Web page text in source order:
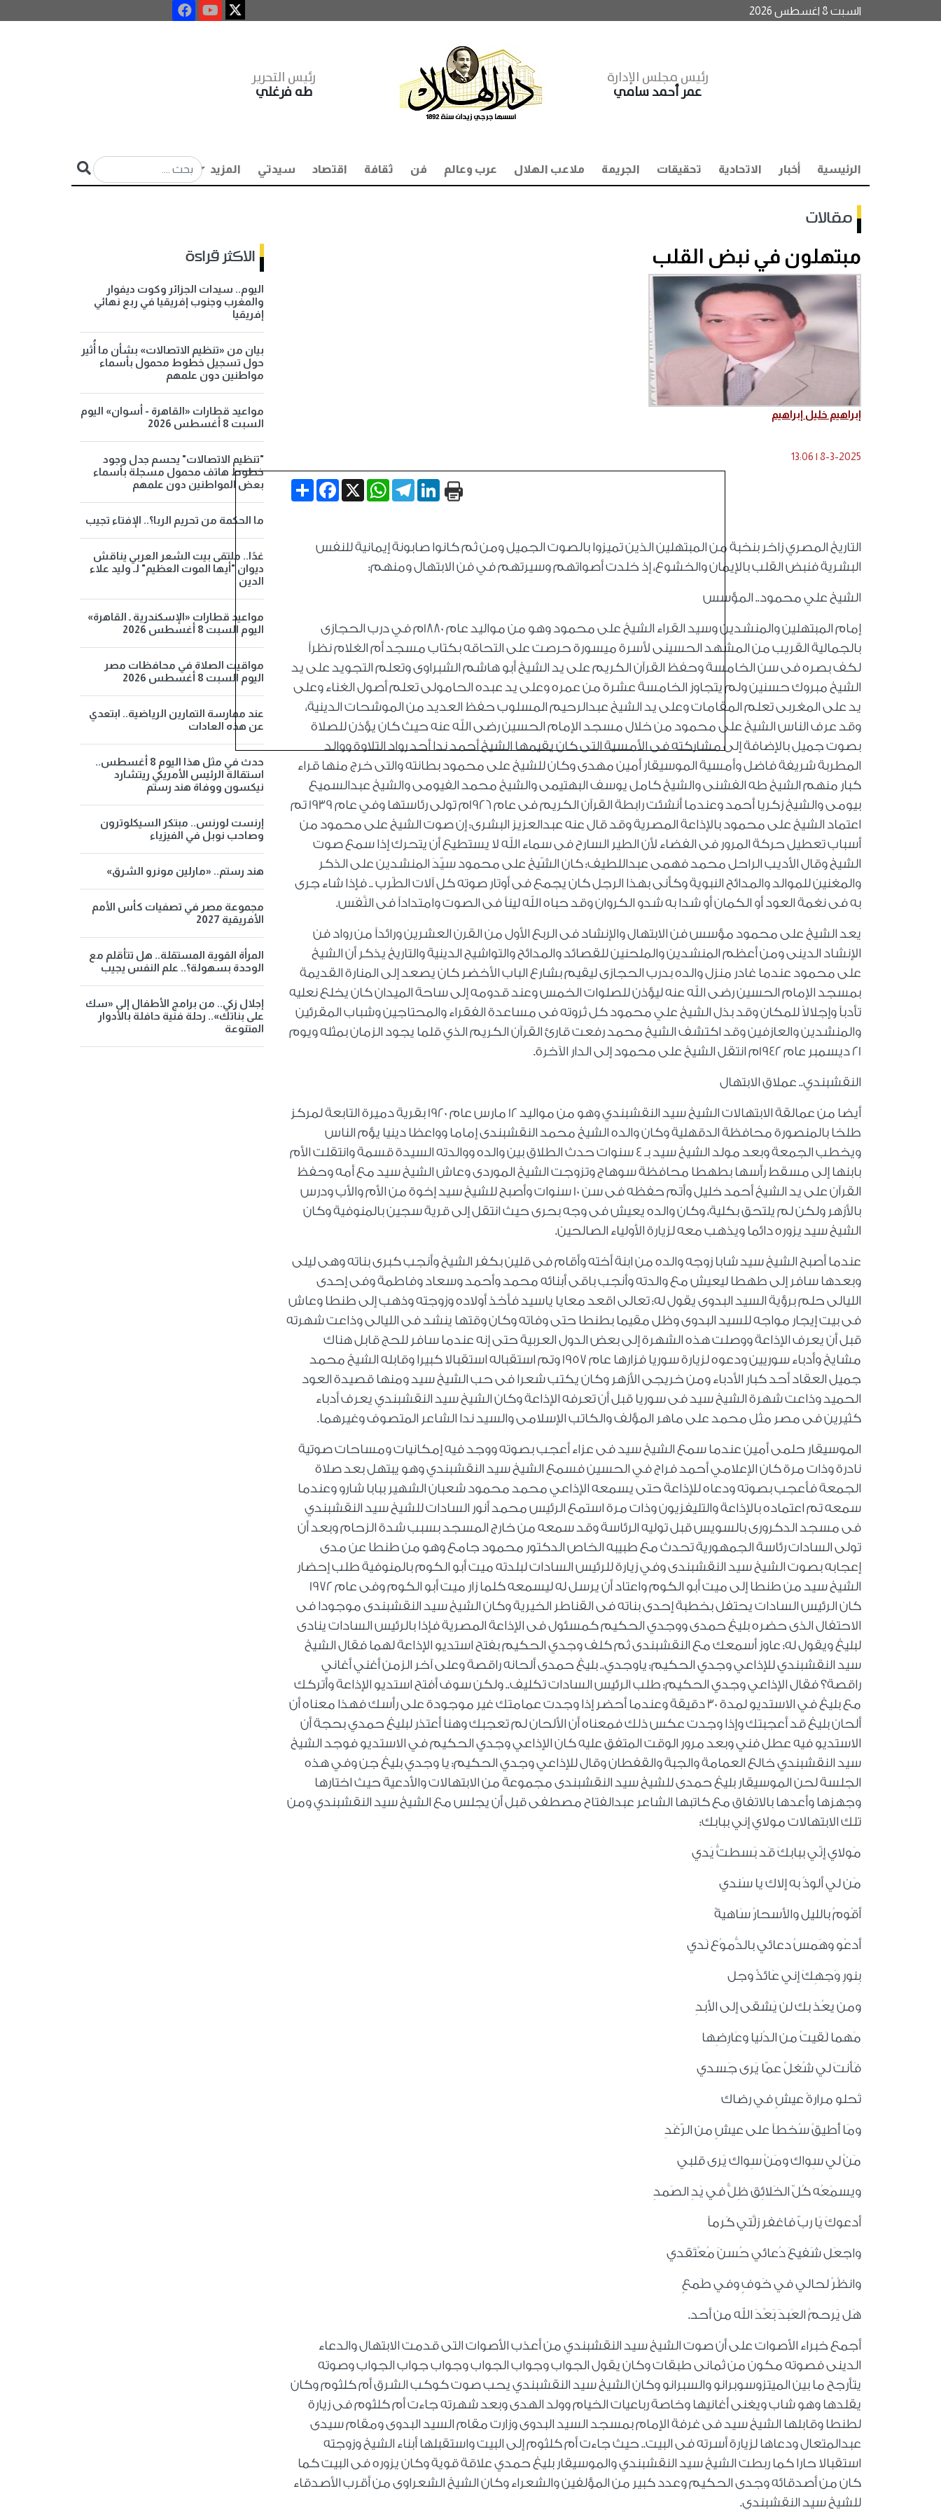
السبت 8 اغسطس 2026
رئيس مجلس الإدارة
عمر أحمد سامي
رئيس التحرير
طه فرغلي
الرئيسية أخبار الاتحادية تحقيقات الجريمة ملاعب الهلال عرب وعالم فن ثقافة اقتصاد سيدتي المزيد
مقالات
مبتهلون في نبض القلب
إبراهيم خليل إبراهيم
8-3-2025
|
13:06
Share
Facebook X
WhatsApp
TelegramLinkedIn
التاريخ المصري زاخر بنخبة من المبتهلين الذين تميزوا بالصوت الجميل ومن ثم كانوا صابونة إيمانية للنفس
البشرية فنبض القلب بالإيمان والخشوع، إذ خلدت أصواتهم وسيرتهم في فن الابتهال ومنهم:
الشيخ علي محمود.. المؤسس
إمام المبتهلين والمنشدين وسيد القراء الشيخ على محمود وهو من مواليد عام 1880م في درب الحجازى
بالجمالية القريب من المشهد الحسينى لأسرة ميسورة حرصت على التحاقه بكتاب مسجد أم الغلام نظراً
لكف بصره فى سن الخامسة وحفظ القرآن الكريم على يد الشيخ أبو هاشم الشبراوى وتعلم التجويد على يد
الشيخ مبروك حسنين ولم يتجاوز الخامسة عشرة من عمره وعلى يد عبده الحامولى تعلم أصول الغناء وعلى
يد على المغربى تعلم المقامات وعلى يد الشيخ عبدالرحيم المسلوب حفظ العديد من الموشحات الدينية،
وقد عرف الناس الشيخ على محمود من خلال مسجد الإمام الحسين رضى الله عنه حيث كان يؤذن للصلاة
بصوت جميل بالإضافة إلى مشاركته فى الأمسية التى كان يقيمها الشيخ أحمد ندا أحد رواد التلاوة ووالد
المطربة شريفة فاضل وأمسية الموسيقار أمين مهدى وكان للشيخ على محمود بطانته والتى خرج منها قراء
كبار منهم الشيخ طه الفشنى والشيخ كامل يوسف البهتيمى والشيخ محمد الفيومى والشيخ عبدالسميع
بيومى والشيخ زكريا أحمد وعندما أنشئت رابطة القرآن الكريم فى عام 1926م تولى رئاستها وفي عام 1939 تم
اعتماد الشيخ على محمود بالإذاعة المصرية وقد قال عنه عبدالعزيز البشرى: إن صوت الشيخ على محمود من
أسباب تعطيل حركة المرور فى الفضاء لأن الطير السارح فى سماء الله لا يستطيع أن يتحرك إذا سمع صوت
الشيخ وقال الأديب الراحل محمد فهمى عبداللطيف: كان الشّيخ على محمود سيّدَ المنشدين على الذكر
والمغنين للموالد والمدائح النبوية وكأنى بهذا الرجل كان يجمع فى أوتار صوته كل آلات الطّرب .. فإذا شاء جرى
به فى نغمة العود أو الكمان أو شدا به شدو الكروان وقد حباه الله ليناً فى الصوت وامتداداً فى النَّفَس.
يعد الشيخ على محمود مؤسس فن الابتهال والإنشاد فى الربع الأول من القرن العشرين ورائداً من رواد فن
الإنشاد الدينى ومن أعظم المنشدين والملحنين للقصائد والمدائح والتواشيح الدينية والتاريخ يذكر أن الشيخ
على محمود عندما غادر منزل والده بدرب الحجازى ليقيم بشارع الباب الأخضر كان يصعد إلى المنارة القديمة
بمسجد الإمام الحسين رضى الله عنه ليؤذن للصلوات الخمس وعند قدومه إلى ساحة الميدان كان يخلع نعليه
تأدباً وإجلالاً للمكان وقد بذل الشيخ علي محمود كل ثروته فى مساعدة الفقراء والمحتاجين وشباب المقرئين
والمنشدين والعازفين وقد اكتشف الشيخ محمد رفعت قارئ القرآن الكريم الذي قلما يجود الزمان بمثله ويوم
21 ديسمبر عام 1942م انتقل الشيخ على محمود إلى الدار الآخرة.
النقشبندي.. عملاق الابتهال
أيضا من عمالقة الابتهالات الشيخ سيد النقشبندي وهو من مواليد 12 مارس عام 1920 بقرية دميرة التابعة لمركز
طلخا بالمنصورة محافظة الدقهلية وكان والده الشيخ محمد النقشبندى إماما وواعظا دينيا يؤم الناس
ويخطب الجمعة وبعد مولد الشيخ سيد بـ 4 سنوات حدث الطلاق بين والده ووالدته السيدة قسمة وانتقلت الأم
بابنها إلى مسقط رأسها بطهطا محافظة سوهاج وتزوجت الشيخ الموردى وعاش الشيخ سيد مع أمه وحفظ
القرآن على يد الشيخ أحمد خليل وأتم حفظه فى سن 10 سنوات وأصبح للشيخ سيد إخوة من الأم والأب ودرس
بالأزهر ولكن لم يلتحق بكلية، وكان والده يعيش فى وجه بحرى حيث انتقل إلى قرية سجين بالمنوفية وكان
الشيخ سيد يزوره دائما ويذهب معه لزيارة الأولياء الصالحين.
عندما أصبح الشيخ سيد شابا زوجه والده من ابنة أخته وأقام فى قلين بكفر الشيخ وأنجب كبرى بناته وهى ليلى
وبعدها سافر إلى طهطا ليعيش مع والدته وأنجب باقى أبنائه محمد وأحمد وسعاد وفاطمة وفى إحدى
الليالى حلم برؤية السيد البدوى يقول له: تعالى اقعد معايا ياسيد فأخذ أولاده وزوجته وذهب إلى طنطا وعاش
فى بيت إيجار مواجه للسيد البدوى وظل مقيما بطنطا حتى وفاته وكان وقتها ينشد فى الليالى وذاعت شهرته
قبل أن يعرف الإذاعة ووصلت هذه الشهرة إلى بعض الدول العربية حتى إنه عندما سافر للحج قابل هناك
مشايخ وأدباء سوريين ودعوه لزيارة سوريا فزارها عام 1957 وتم استقباله استقبالا كبيرا وقابله الشيخ محمد
جميل العقاد أحد كبار الأدباء ومن خريجى الأزهر وكان يكتب شعرا فى حب الشيخ سيد ومنها قصيدة العود
الحميد وذاعت شهرة الشيخ سيد فى سوريا قبل أن تعرفه الإذاعة وكان الشيخ سيد النقشبندي يعرف أدباء
كثيرين فى مصر مثل محمد على ماهر المؤلف والكاتب الإسلامى والسيد ندا الشاعر المتصوف وغيرهما.
الموسيقار حلمى أمين عندما سمع الشيخ سيد فى عزاء أعجب بصوته ووجد فيه إمكانيات ومساحات صوتية
نادرة وذات مرة كان الإعلامي أحمد فراج في الحسين فسمع الشيخ سيد النقشبندي وهو يبتهل بعد صلاة
الجمعة فأعجب بصوته ودعاه للإذاعة حتى يسمعه الإذاعي محمد محمود شعبان الشهير ببابا شارو وعندما
سمعه تم اعتماده بالإذاعة والتليفزيون وذات مرة استمع الرئيس محمد أنور السادات للشيخ سيد النقشبندي
فى مسجد الدكرورى بالسويس قبل توليه الرئاسة وقد سمعه من خارج المسجد بسبب شدة الزحام وبعد أن
تولى السادات رئاسة الجمهورية تحدث مع طبيبه الخاص الدكتور محمود جامع وهو من طنطا عن مدى
إعجابه بصوت الشيخ سيد النقشبندى وفي زيارة للرئيس السادات لبلدته ميت أبو الكوم بالمنوفية طلب إحضار
الشيخ سيد من طنطا إلى ميت أبو الكوم واعتاد أن يرسل له ليسمعه كلما زار ميت أبو الكوم وفى عام 1972
كان الرئيس السادات يحتفل بخطبة إحدى بناته فى القناطر الخيرية وكان الشيخ سيد النقشبندى موجودا فى
الاحتفال الذى حضره بليغ حمدى ووجدي الحكيم كمسئول فى الإذاعة المصرية فإذا بالرئيس السادات ينادى
لبليغ ويقول له: عاوز أسمعك مع النقشبندى ثم كلف وجدي الحكيم بفتح استديو الإذاعة لهما فقال الشيخ
سيد النقشبندي للإذاعي وجدي الحكيم: ياوجدي.. بليغ حمدى ألحانه راقصة وعلى آخر الزمن أغني أغاني
راقصة؟ فقال الإذاعي وجدي الحكيم: طلب الرئيس السادات تكليف.. ولكن سوف أفتح استديو الإذاعة وأتركك
مع بليغ في الاستديو لمدة 30 دقيقة وعندما أحضر إذا وجدت عمامتك غير موجودة على رأسك فهذا معناه أن
ألحان بليغ قد أعجبتك وإذا وجدت عكس ذلك فمعناه أن الألحان لم تعجبك وهنا أعتذر لبليغ حمدي بحجة أن
الاستديو فيه عطل فني وبعد مرور الوقت المتفق عليه كان الإذاعي وجدي الحكيم في الاستديو فوجد الشيخ
سيد النقشبندي خالع العمامة والجبة والقفطان وقال للإذاعي وجدي الحكيم: يا وجدي بليغ جن وفي هذه
الجلسة لحن الموسيقار بليغ حمدى للشيخ سيد النقشبندى مجموعة من الابتهالات والأدعية حيث اختارها
وجهزها وأعدها بالاتفاق مع كاتبها الشاعر عبدالفتاح مصطفى قبل أن يجلس مع الشيخ سيد النقشبندي ومن
تلك الابتهالات مولاي إني ببابك:
مَولاي إنّي ببابكَ قَد بَسطتُّ يَدي
مَن لي ألوذُ به إلاك يا سَندي
أقُومُ بالليل والأسحارُ سَاهيةٌ
أدعُو وهَمسُ دعائي بالدُّموُع نَدي
بِنورِ وَجهِكَ إني عَائذٌ وجل
ومن يعُذ بك لن يَشقى إلى الأبدِ
مَهما لَقيتُ من الدُنيا وعَارِضِها
فَأنتَ لي شُغلٌ عمّا يَرى جَسدي
تَحلو مرارةُ عيشٍ في رضاك
ومَا أُطيقُ سُخطاً على عيشٍ من الرّغَدِ
مَنْ لي سِواك ومَنْ سِواك يَرى قلبي
ويسمَعُه كُلّ الخَلائِق ظِلٌّ في يَدِ الصَمدِ
أدعوكَ يَا ربّ فاغفر زلَّتي كَرماً
واجعَل شَفيعَ دُعائي حُسنَ مُعْتَقدي
وانظُرْ لحالي في خَوفٍ وفي طَمعٍ
هَل يَرحمُ العَبدَ بَعْدَ الله من أحد.
أجمع خبراء الأصوات على أن صوت الشيخ سيد النقشبندي من أعذب الأصوات التى قدمت الابتهال والدعاء
الدينى فصوته مكون من ثمانى طبقات وكان يقول الجواب وجواب الجواب وجواب جواب الجواب وصوته
يتأرجح ما بين الميتزوسوبرانو والسبرانو وكان الشيخ سيد النقشبندي يحب صوت كوكب الشرق أم كلثوم وكان
يقلدها وهو شاب ويغنى أغانيها وخاصة رباعيات الخيام وولد الهدى وبعد شهرته جاءت أم كلثوم فى زيارة
لطنطا وقابلها الشيخ سيد فى غرفة الإمام بمسجد السيد البدوى وزارت مقام السيد البدوى ومقام سيدى
عبدالمتعال ودعاها لزيارة أسرته فى البيت.. حيث جاءت أم كلثوم إلى البيت واستقبلها أبناء الشيخ وزوجته
استقبالا حارا كما ربطت الشيخ سيد النقشبندي والموسيقار بليغ حمدي علاقة قوية وكان يزوره فى البيت كما
كان من أصدقائه وجدى الحكيم وعدد كبير من المؤلفين والشعراء وكان الشيخ الشعراوى من أقرب الأصدقاء
للشيخ سيد النقشبندي.
الاكثر قراءة
اليوم.. سيدات الجزائر وكوت ديفوار
والمغرب وجنوب إفريقيا في ربع نهائي
إفريقيا
بيان من «تنظيم الاتصالات» بشأن ما أُثير
حول تسجيل خطوط محمول بأسماء
مواطنين دون علمهم
مواعيد قطارات «القاهرة - أسوان» اليوم
السبت 8 أغسطس 2026
"تنظيم الاتصالات" يحسم جدل وجود
خطوط هاتف محمول مسجلة بأسماء
بعض المواطنين دون علمهم
ما الحكمة من تحريم الربا؟.. الإفتاء تجيب
غدًا.. ملتقى بيت الشعر العربي يناقش
ديوان "أيها الموت العظيم" لـ وليد علاء
الدين
مواعيد قطارات «الإسكندرية ـ القاهرة»
اليوم السبت 8 أغسطس 2026
مواقيت الصلاة في محافظات مصر
اليوم السبت 8 أغسطس 2026
عند ممارسة التمارين الرياضية.. ابتعدي
عن هذه العادات
حدث في مثل هذا اليوم 8 أغسطس..
استقالة الرئيس الأمريكي ريتشارد
نيكسون ووفاة هند رستم
إرنست لورنس.. مبتكر السيكلوترون
وصاحب نوبل في الفيزياء
هند رستم.. «مارلين مونرو الشرق»
مجموعة مصر في تصفيات كأس الأمم
الأفريقية 2027
المرأة القوية المستقلة.. هل تتأقلم مع
الوحدة بسهولة؟.. علم النفس يجيب
إجلال زكي.. من برامج الأطفال إلى «سك
على بناتك».. رحلة فنية حافلة بالأدوار
المتنوعة